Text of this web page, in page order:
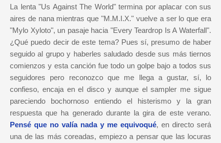
La lenta "Us Against The World" termina por aplacar con sus
aires de nana mientras que "M.M.I.X." vuelve a ser lo que era
"Mylo Xyloto", un pasaje hacia "Every Teardrop Is A Waterfall".
¿Qué puedo decir de este tema? Pues sí, presumo de haber
seguido al grupo y haberles saludado desde sus más tiernos
comienzos y esta canción fue todo un golpe bajo a todos sus
seguidores pero reconozco que me llega a gustar, sí, lo
confieso, encaja en el disco y aunque el sampler me sigue
pareciendo bochornoso entiendo el histerismo y la gran
respuesta que ha generado durante la gira de este verano.
Pensé que no valía nada y me equivoqué, en directo será
una de las más coreadas, empiezo a pensar que las locuras